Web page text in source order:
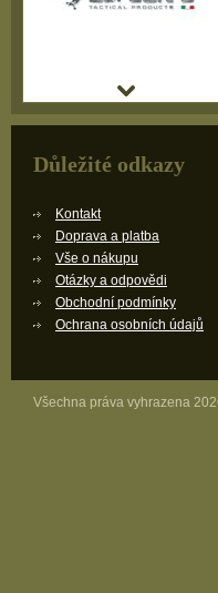
Důležité odkazy
Kontakt
Doprava a platba
Vše o nákupu
Otázky a odpovědi
Obchodní podmínky
Ochrana osobních údajů
Všechna práva vyhrazena